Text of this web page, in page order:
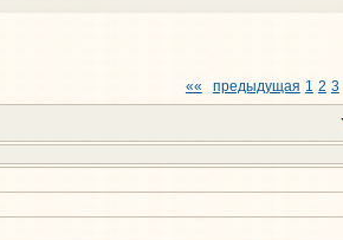
«« предыдущая 1 2 3